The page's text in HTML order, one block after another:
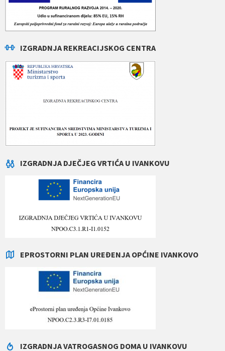
IZGRADNJA REKREACIJSKOG CENTRA
IZGRADNJA DJEČJEG VRTIĆA U IVANKOVU
EPROSTORNI PLAN UREĐENJA OPĆINE IVANKOVO
IZGRADNJA VATROGASNOG DOMA U IVANKOVU